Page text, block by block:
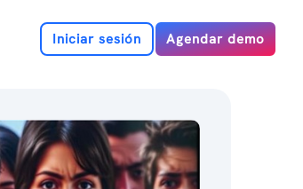
Iniciar sesión Agendar demo